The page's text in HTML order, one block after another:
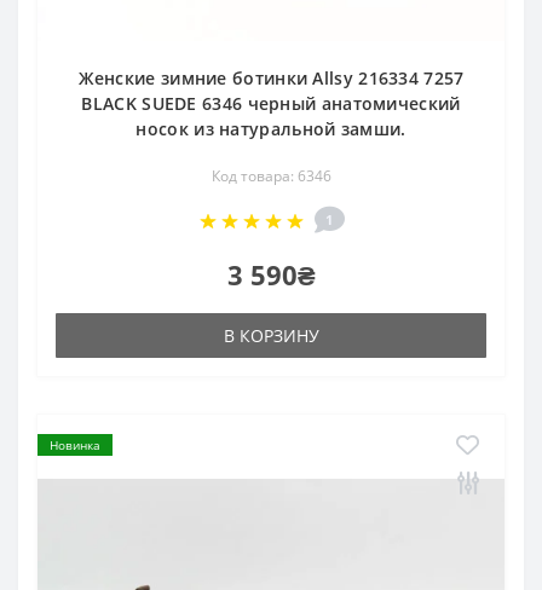
Женские зимние ботинки Allsy 216334 7257
BLACK SUEDE 6346 черный анатомический
носок из натуральной замши.
Код товара: 6346
1
3 590₴
В КОРЗИНУ
Новинка